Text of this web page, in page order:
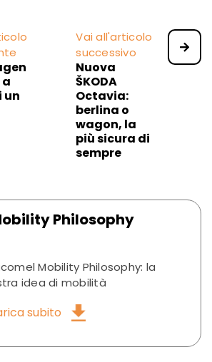
a
un
Vai all'articolo
successivo
Nuova
ŠKODA
Octavia:
berlina o
wagon, la
più sicura di
sempre
Philosophy
Mobility Philosophy: la
idea di mobilità
subito